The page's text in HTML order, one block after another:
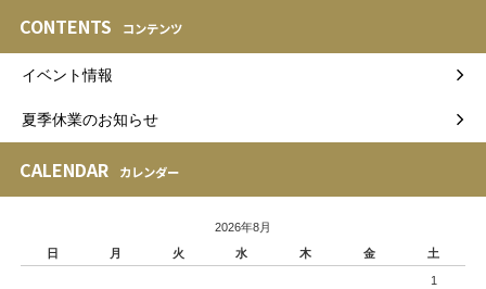
CONTENTS コンテンツ
イベント情報
夏季休業のお知らせ
CALENDAR カレンダー
2026年8月
日
月 火 水 木 金 土
1